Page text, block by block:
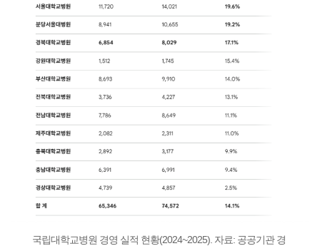
국립대학교병원 경영 실적 현황(2024~2025). 자료: 공공기관 경